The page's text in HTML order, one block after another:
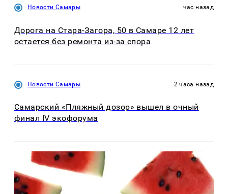
Новости Самары час назад
Дорога на Стара-Загора, 50 в Самаре 12 лет
остается без ремонта из-за спора
Новости Самары 2 часа назад
Самарский «Пляжный дозор» вышел в очный
финал IV экофорума